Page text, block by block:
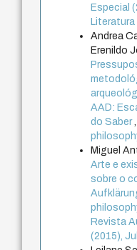
Especial
Literatura
Andrea
Erenildo
AAD:
do Saber
Miguel
Arte e
sobre o
Revista
(2015),